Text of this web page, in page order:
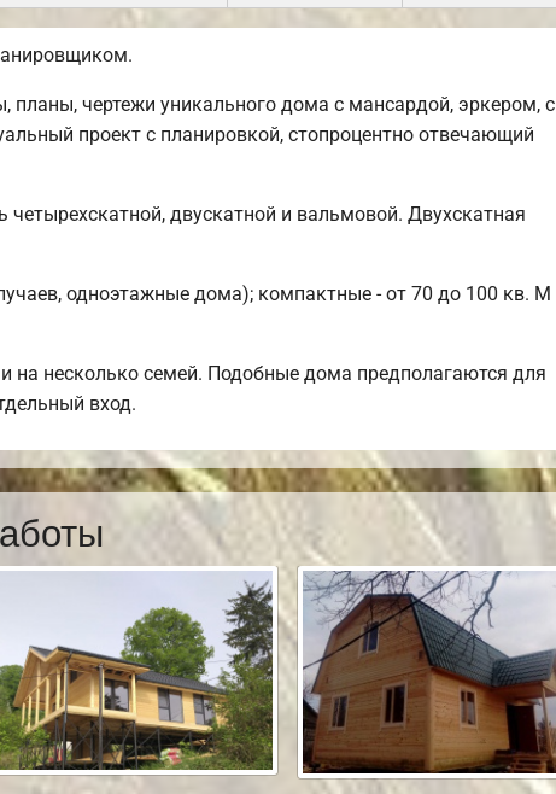
чертежи уникального дома с мансардой, эркером, с
проект с планировкой, стопроцентно отвечающий
двускатной и вальмовой. Двухскатная
одноэтажные дома); компактные - от 70 до 100 кв. М
на несколько семей. Подобные дома предполагаются для
вход.